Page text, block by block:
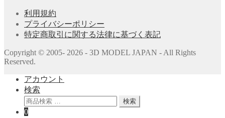
利用規約
プライバシーポリシー
特定商取引に関する法律に基づく表記
Copyright © 2005- 2026 - 3D MODEL JAPAN - All Rights
Reserved.
アカウント
検索
検
索
検索
0